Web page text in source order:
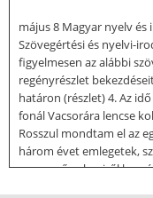
május 8 Magyar nyelv
Szövegértési és nyelvi-
figyelmesen az alábbi
regényrészlet
határon (részlet) 4. Az
fonál Vacsorára lencse
Rosszul mondtam el az
három évet emlegetek,
egynemű valamiről